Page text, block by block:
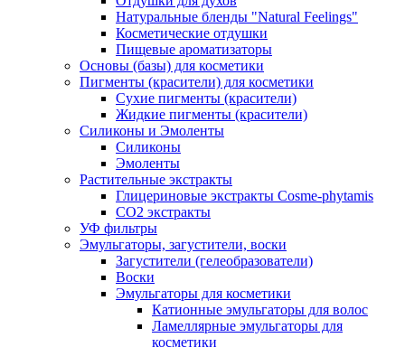
Натуральные бленды "Natural Feelings"
Косметические отдушки
Пищевые ароматизаторы
Основы (базы) для косметики
Пигменты (красители) для косметики
Сухие пигменты (красители)
Жидкие пигменты (красители)
Силиконы и Эмоленты
Силиконы
Эмоленты
Растительные экстракты
Глицериновые экстракты Cosme-phytamis
СО2 экстракты
УФ фильтры
Эмульгаторы, загустители, воски
Загустители (гелеобразователи)
Воски
Эмульгаторы для косметики
Катионные эмульгаторы для волос
Ламеллярные эмульгаторы для
косметики